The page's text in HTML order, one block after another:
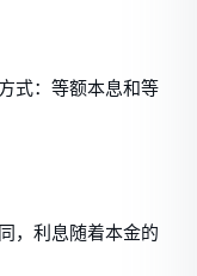
式：等额本息和等
，利息随着本金的